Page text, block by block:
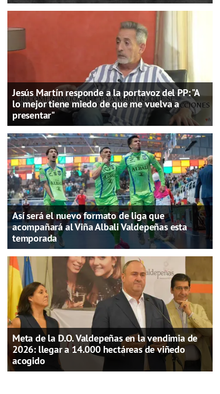
Jesús Martín responde a la portavoz del PP: "A
lo mejor tiene miedo de que me vuelva a
presentar"
Así será el nuevo formato de liga que
acompañará al Viña Albali Valdepeñas esta
temporada
Meta de la D.O. Valdepeñas en la vendimia de
2026: llegar a 14.000 hectáreas de viñedo
acogido